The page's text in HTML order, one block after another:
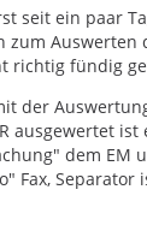
seit ein paar
zum Auswerten
richtig fündig
der
ausgewertet ist
dem EM
Fax, Separator